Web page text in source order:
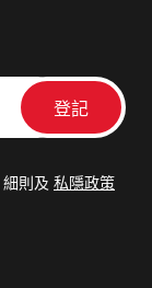
細則及 私隱政策